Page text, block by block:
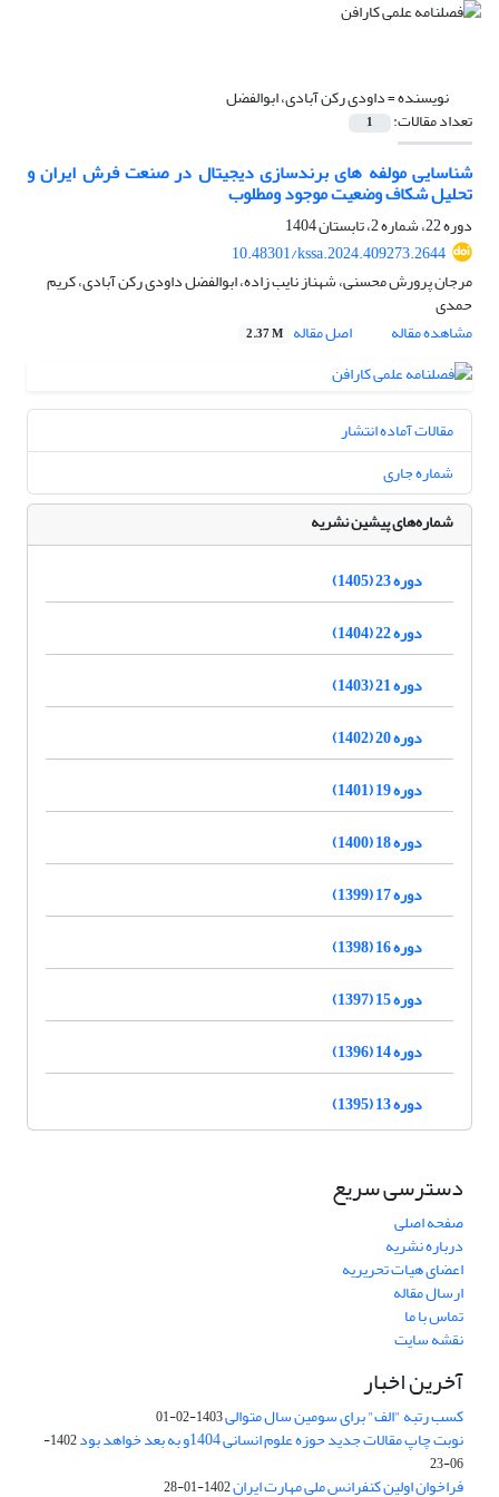
نویسنده =داودی رکن آبادی، ابوالفضل
تعداد مقالات: 1
شناسایی مولفه های برندسازی دیجیتال در صنعت فرش ایران و
تحلیل شکاف وضعیت موجود ومطلوب
دوره 22، شماره 2، تابستان 1404
10.48301/kssa.2024.409273.2644
مرجان پرورش محسنی، شهناز نایب زاده، ابوالفضل داودی رکن آبادی، کریم
حمدی
مشاهده مقاله
اصل مقاله 2.37 M
مقالات آماده انتشار
شماره جاری
شماره‌های پیشین نشریه
دوره 23 (1405)
دوره 22 (1404)
دوره 21 (1403)
دوره 20 (1402)
دوره 19 (1401)
دوره 18 (1400)
دوره 17 (1399)
دوره 16 (1398)
دوره 15 (1397)
دوره 14 (1396)
دوره 13 (1395)
دسترسی سریع
صفحه اصلی
درباره نشریه
اعضای هیات تحریریه
ارسال مقاله
تماس با ما
نقشه سایت
آخرین اخبار
کسب رتبه "الف" برای سومین سال متوالی1403-02-01
نوبت چاپ مقالات جدید حوزه علوم انسانی 1404و به بعد خواهد بود
1402-
06-23
فراخوان اولین کنفرانس ملی مهارت ایران1402-01-28